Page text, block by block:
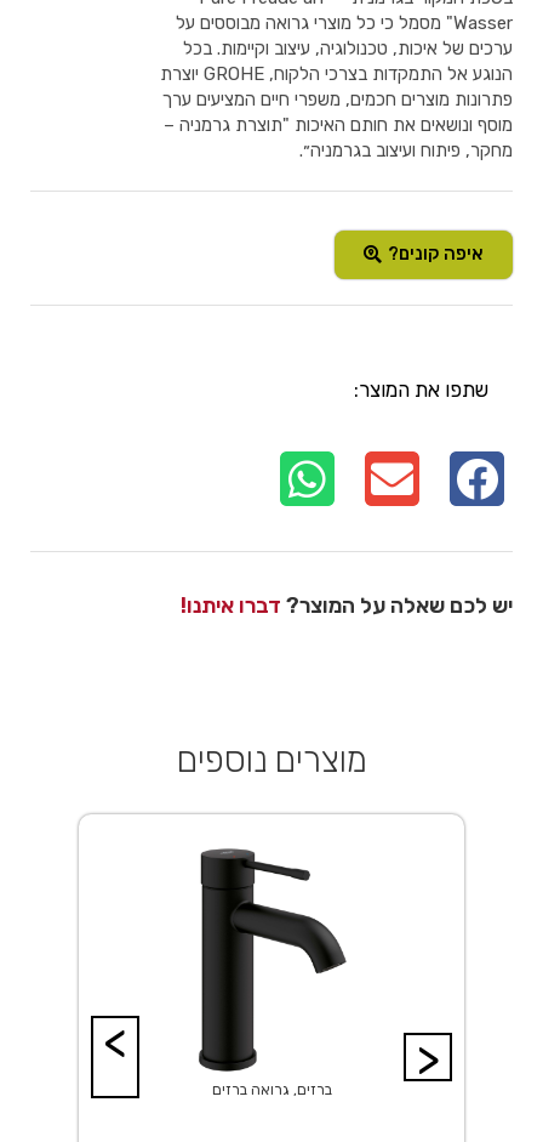
Wasser" מסמל כי כל מוצרי גרואה מבוססים על
ערכים של איכות, טכנולוגיה, עיצוב וקיימות. בכל
הנוגע אל התמקדות בצרכי הלקוח, GROHE יוצרת
פתרונות מוצרים חכמים, משפרי חיים המציעים ערך
מוסף ונושאים את חותם האיכות "תוצרת גרמניה –
מחקר, פיתוח ועיצוב בגרמניה״.
איפה קונים?
שתפו את המוצר:
יש לכם שאלה על המוצר? דברו איתנו!
מוצרים נוספים
>
ברזים, גרואה ברזים
<